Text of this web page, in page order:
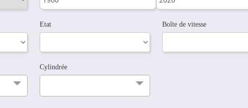
Etat Boîte de vitesse
Cylindrée